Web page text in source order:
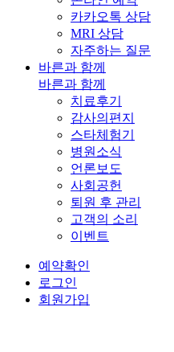
카카오톡 상담
MRI 상담
자주하는 질문
바른과 함께
바른과 함께
치료후기
감사의편지
스타체험기
병원소식
언론보도
사회공헌
퇴원 후 관리
고객의 소리
이벤트
예약확인
로그인
회원가입